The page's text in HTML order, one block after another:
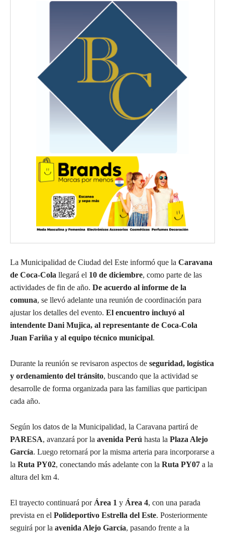
La Municipalidad de Ciudad del Este informó que la Caravana
de Coca-Cola llegará el 10 de diciembre, como parte de las
actividades de fin de año. De acuerdo al informe de la
comuna, se llevó adelante una reunión de coordinación para
ajustar los detalles del evento. El encuentro incluyó al
intendente Dani Mujica, al representante de Coca-Cola
Juan Fariña y al equipo técnico municipal.
Durante la reunión se revisaron aspectos de seguridad, logística
y ordenamiento del tránsito, buscando que la actividad se
desarrolle de forma organizada para las familias que participan
cada año.
Según los datos de la Municipalidad, la Caravana partirá de
PARESA, avanzará por la avenida Perú hasta la Plaza Alejo
García. Luego retornará por la misma arteria para incorporarse a
la Ruta PY02, conectando más adelante con la Ruta PY07 a la
altura del km 4.
El trayecto continuará por Área 1 y Área 4, con una parada
prevista en el Polideportivo Estrella del Este. Posteriormente
seguirá por la avenida Alejo García, pasando frente a la